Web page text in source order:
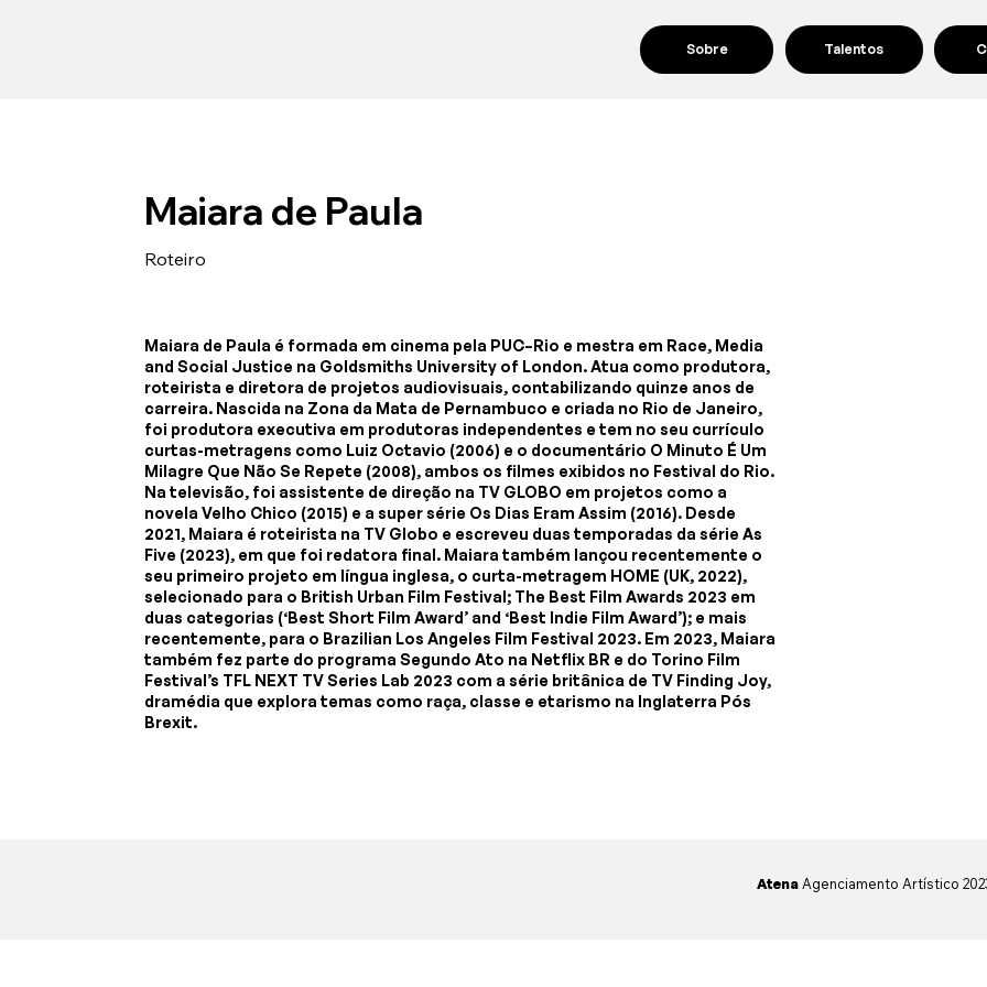
Sobre Talentos
Maiara de Paula
Roteiro
Maiara de Paula é formada em cinema pela PUC–Rio e mestra em Race, Media
and Social Justice na Goldsmiths University of London. Atua como produtora,
roteirista e diretora de projetos audiovisuais, contabilizando quinze anos de
carreira. Nascida na Zona da Mata de Pernambuco e criada no Rio de Janeiro,
foi produtora executiva em produtoras independentes e tem no seu currículo
curtas-metragens como Luiz Octavio (2006) e o documentário O Minuto É Um
Milagre Que Não Se Repete (2008), ambos os filmes exibidos no Festival do Rio.
Na televisão, foi assistente de direção na TV GLOBO em projetos como a
novela Velho Chico (2015) e a super série Os Dias Eram Assim (2016). Desde
2021, Maiara é roteirista na TV Globo e escreveu duas temporadas da série As
Five (2023), em que foi redatora final. Maiara também lançou recentemente o
seu primeiro projeto em língua inglesa, o curta-metragem HOME (UK, 2022),
selecionado para o British Urban Film Festival; The Best Film Awards 2023 em
duas categorias (‘Best Short Film Award’ and ‘Best Indie Film Award’); e mais
recentemente, para o Brazilian Los Angeles Film Festival 2023. Em 2023, Maiara
também fez parte do programa Segundo Ato na Netflix BR e do Torino Film
Festival’s TFL NEXT TV Series Lab 2023 com a série britânica de TV Finding Joy,
dramédia que explora temas como raça, classe e etarismo na Inglaterra Pós
Brexit.
Atena Agenciamento Artístico